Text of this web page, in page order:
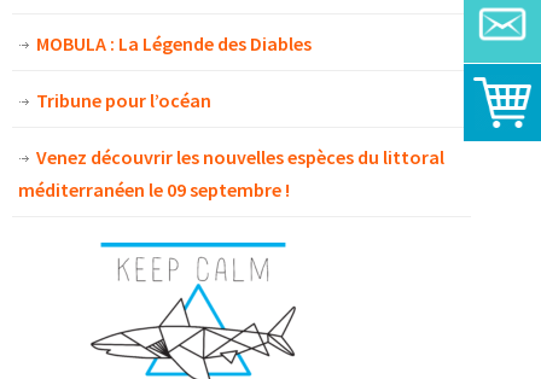
MOBULA : La Légende des Diables
Tribune pour l’océan
Venez découvrir les nouvelles espèces du littoral
méditerranéen le 09 septembre !